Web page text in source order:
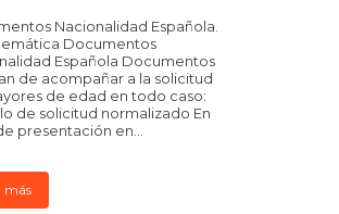
Nacionalidad Española.
Documentos
Española Documentos
de acompañar a la solicitud
de edad en todo caso:
de solicitud normalizado En
presentación en...
más